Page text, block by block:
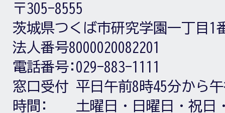
〒305-8555
茨城県つくば市研究学園一丁目1
法人番号8000020082201
電話番号: 029-883-1111
窓口受付
時間:
平日午前8時45分から
土曜日・日曜日・祝日